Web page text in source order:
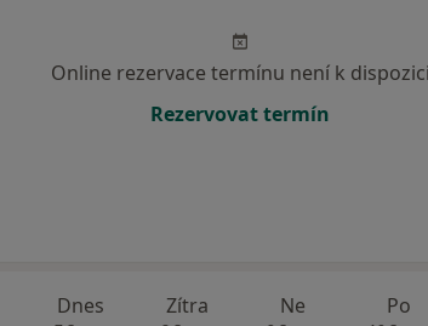
Online rezervace termínu není k dispozici
Rezervovat termín
Dnes Zítra Ne Po